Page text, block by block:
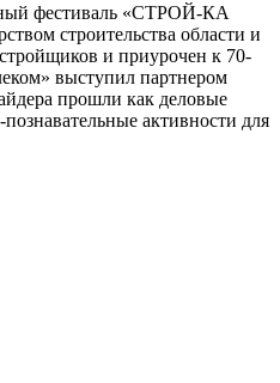
фестиваль «СТРОЙ-КА
строительства области и
и приурочен к 70-
выступил партнером
прошли как деловые
познавательные активности для